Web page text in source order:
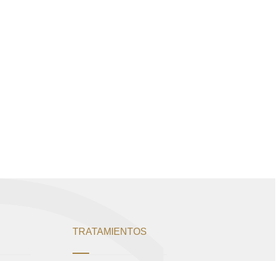
TRATAMIENTOS